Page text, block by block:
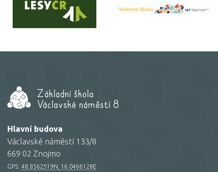
Hlavní budova
Václavské náměstí 133/8
669 02 Znojmo
GPS: 48.8562519N, 16.0466128E